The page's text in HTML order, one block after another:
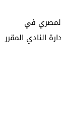
المصري في
النادي المقرر